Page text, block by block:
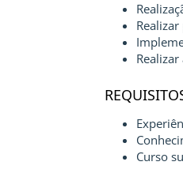
Curso